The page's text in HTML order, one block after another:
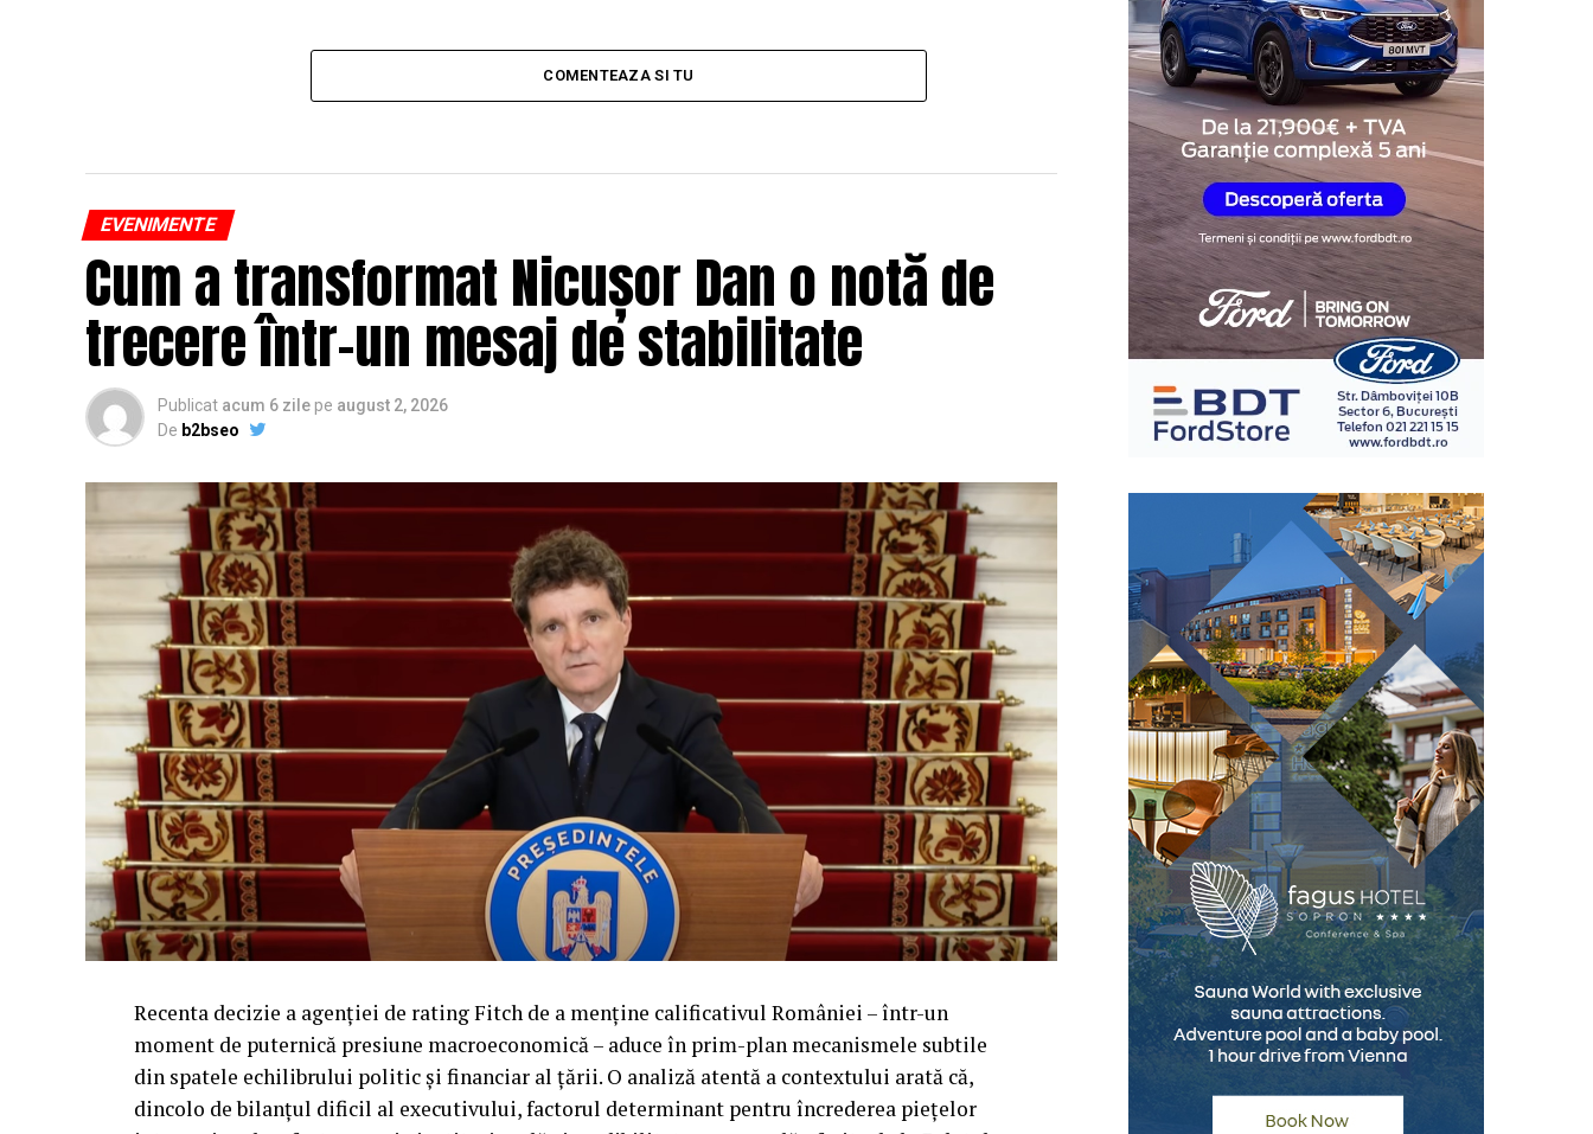
COMENTEAZA SI TU
EVENIMENTE
Cum a transformat Nicușor Dan o notă de
trecere într-un mesaj de stabilitate
Publicat acum 6 zile pe august 2, 2026
De b2bseo
Recenta decizie a agenției de rating Fitch de a menține calificativul României – într-un
moment de puternică presiune macroeconomică – aduce în prim-plan mecanismele subtile
din spatele echilibrului politic și financiar al țării. O analiză atentă a contextului arată că,
dincolo de bilanțul dificil al executivului, factorul determinant pentru încrederea piețelor